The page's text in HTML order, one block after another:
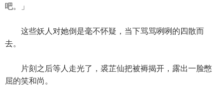
吧。」
这些妖人对她倒是毫不怀疑，当下骂骂咧咧的四散而
去。
片刻之后等人走光了，裘芷仙把被褥揭开，露出一脸憋
屈的笑和尚。